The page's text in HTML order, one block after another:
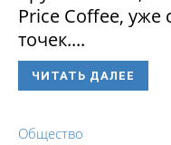
Price Coffee, уже
точек....
ЧИТАТЬ ДАЛЕЕ
Общество